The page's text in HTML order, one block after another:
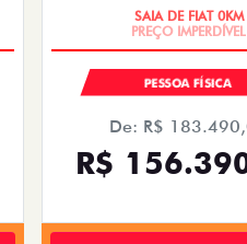
PESSOA FÍSICA
De: R$
R$